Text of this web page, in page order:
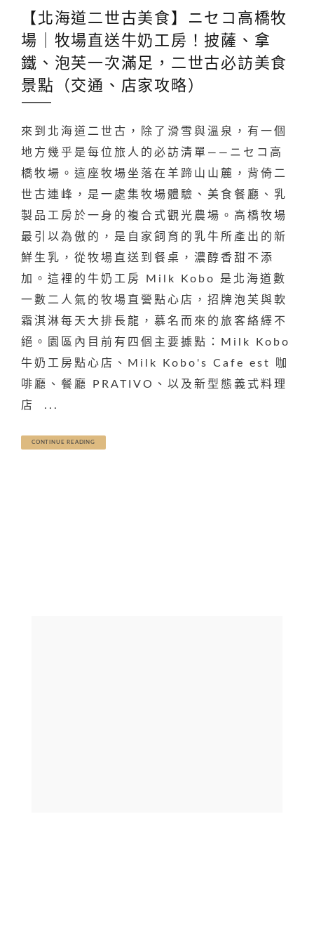
【北海道二世古美食】ニセコ高橋牧
場｜牧場直送牛奶工房！披薩、拿
鐵、泡芙一次滿足，二世古必訪美食
景點（交通、店家攻略）
來到北海道二世古，除了滑雪與溫泉，有一個
地方幾乎是每位旅人的必訪清單——ニセコ高
橋牧場。這座牧場坐落在羊蹄山山麓，背倚二
世古連峰，是一處集牧場體驗、美食餐廳、乳
製品工房於一身的複合式觀光農場。高橋牧場
最引以為傲的，是自家飼育的乳牛所產出的新
鮮生乳，從牧場直送到餐桌，濃醇香甜不添
加。這裡的牛奶工房 Milk Kobo 是北海道數
一數二人氣的牧場直營點心店，招牌泡芙與軟
霜淇淋每天大排長龍，慕名而來的旅客絡繹不
絕。園區內目前有四個主要據點：Milk Kobo
牛奶工房點心店、Milk Kobo's Cafe est 咖
啡廳、餐廳 PRATIVO、以及新型態義式料理
店 ...
CONTINUE READING